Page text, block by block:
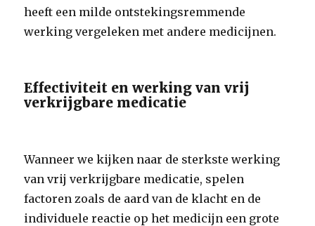
heeft een milde ontstekingsremmende
werking vergeleken met andere medicijnen.
Effectiviteit en werking van vrij
verkrijgbare medicatie
Wanneer we kijken naar de sterkste werking
van vrij verkrijgbare medicatie, spelen
factoren zoals de aard van de klacht en de
individuele reactie op het medicijn een grote